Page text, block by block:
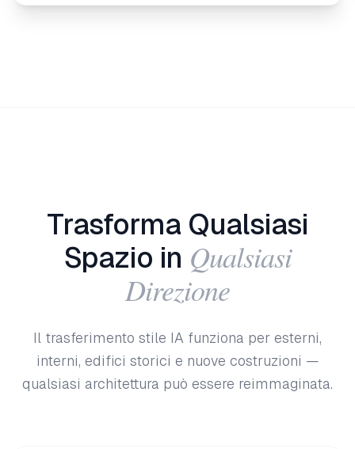
Trasforma Qualsiasi
Spazio in Qualsiasi
Direzione
Il trasferimento stile IA funziona per esterni,
interni, edifici storici e nuove costruzioni —
qualsiasi architettura può essere reimmaginata.